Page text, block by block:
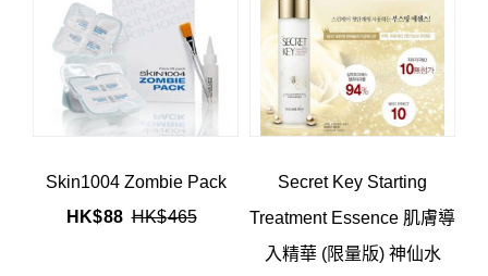
Skin1004 Zombie Pack
HK$88 HK$465
Secret Key Starting
Treatment Essence 肌膚導
入精華 (限量版) 神仙水